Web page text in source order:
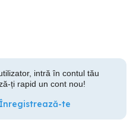
intră în contul tău
ți rapid un cont nou!
te